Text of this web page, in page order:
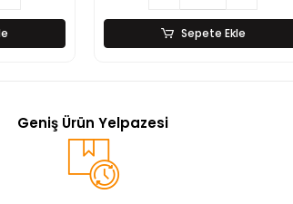
Sepete Ekle
Geniş Ürün Yelpazesi